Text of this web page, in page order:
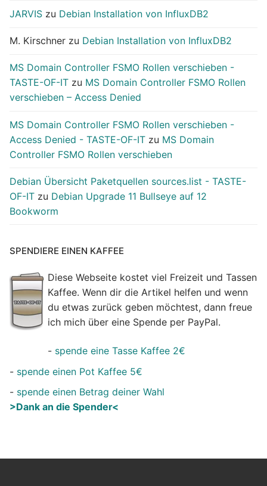
JARVIS zu Debian Installation von InfluxDB2
M. Kirschner zu Debian Installation von InfluxDB2
MS Domain Controller FSMO Rollen verschieben -
TASTE-OF-IT zu MS Domain Controller FSMO Rollen
verschieben – Access Denied
MS Domain Controller FSMO Rollen verschieben -
Access Denied - TASTE-OF-IT zu MS Domain
Controller FSMO Rollen verschieben
Debian Übersicht Paketquellen sources.list - TASTE-
OF-IT zu Debian Upgrade 11 Bullseye auf 12
Bookworm
SPENDIERE EINEN KAFFEE
Diese Webseite kostet viel Freizeit und Tassen
Kaffee. Wenn dir die Artikel helfen und wenn
du etwas zurück geben möchtest, dann freue
ich mich über eine Spende per PayPal.
- spende eine Tasse Kaffee 2€
- spende einen Pot Kaffee 5€
- spende einen Betrag deiner Wahl
>Dank an die Spender<